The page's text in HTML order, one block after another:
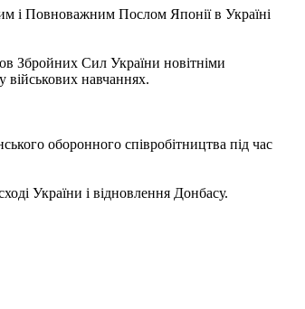
і Повноважним Послом Японії в Україні
Збройних Сил України новітніми
військових навчаннях.
оборонного співробітництва під час
України і відновлення Донбасу.